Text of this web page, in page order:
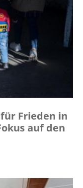
Frieden in
auf den